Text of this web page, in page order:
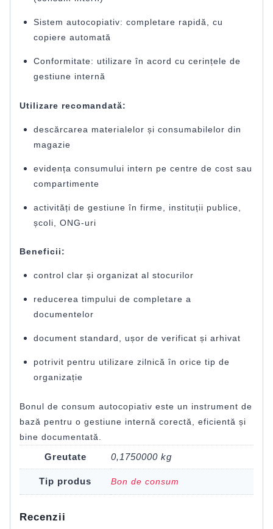
Sistem autocopiativ: completare rapidă, cu
copiere automată
Conformitate: utilizare în acord cu cerințele de
gestiune internă
Utilizare recomandată:
descărcarea materialelor și consumabilelor din
magazie
evidența consumului intern pe centre de cost sau
compartimente
activități de gestiune în firme, instituții publice,
școli, ONG-uri
Beneficii:
control clar și organizat al stocurilor
reducerea timpului de completare a
documentelor
document standard, ușor de verificat și arhivat
potrivit pentru utilizare zilnică în orice tip de
organizație
Bonul de consum autocopiativ este un instrument de
bază pentru o gestiune internă corectă, eficientă și
bine documentată.
Greutate 0,1750000 kg
Tip produs Bon de consum
Recenzii